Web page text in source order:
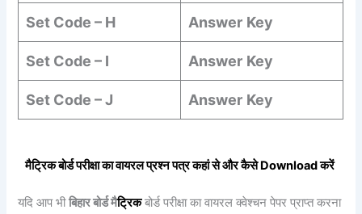
Set Code – H Answer Key
Set Code – I Answer Key
Set Code – J Answer Key
मैट्रिक बोर्ड परीक्षा का वायरल प्रश्न पत्र कहां से और कैसे Download करें
यदि आप भीबिहार बोर्ड मैट्रिकबोर्ड परीक्षा का वायरल क्वेश्चन पेपर प्राप्त करना